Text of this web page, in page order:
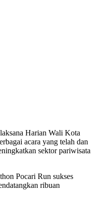
Harian Wali Kota
acara yang telah dan
sektor pariwisata
Pocari Run sukses
ribuan